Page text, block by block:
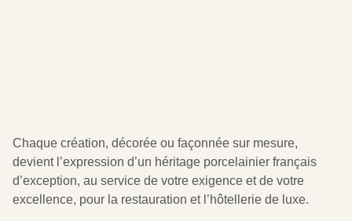
Chaque création, décorée ou façonnée sur mesure,
devient l’expression d’un héritage porcelainier français
d’exception, au service de votre exigence et de votre
excellence, pour la restauration et l’hôtellerie de luxe.